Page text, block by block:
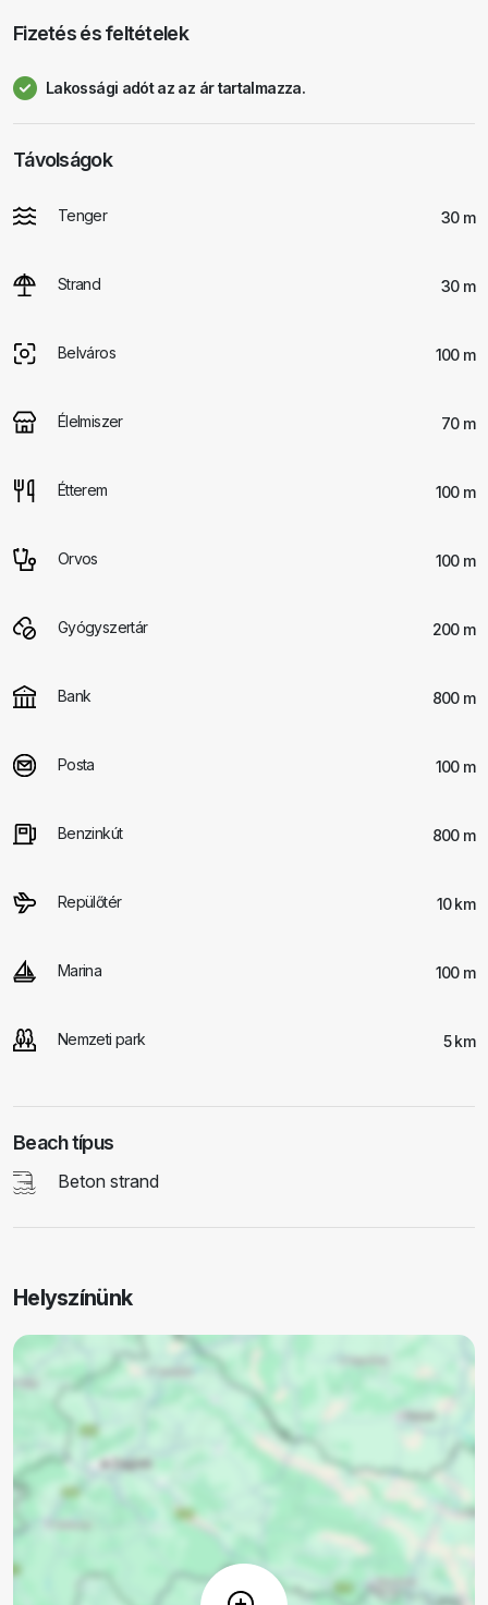
Fizetés és feltételek
Lakossági adót az az ár tartalmazza.
Távolságok
Tenger 30 m
Strand 30 m
Belváros 100 m
Élelmiszer 70 m
Étterem 100 m
Orvos 100 m
Gyógyszertár 200 m
Bank 800 m
Posta 100 m
Benzinkút 800 m
Repülőtér 10 km
Marina 100 m
Nemzeti park 5 km
Beach típus
Beton strand
Helyszínünk